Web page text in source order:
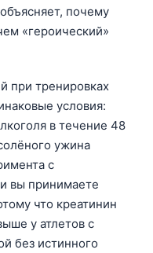
объясняет, почему
«героический»
при тренировках
условия:
в течение 48
ужина
с
вы принимаете
что креатинин
у атлетов с
без истинного